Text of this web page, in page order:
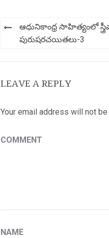
Post
navigation
ఆధునికాంధ్ర సాహిత్యంలో
పురుషరచయితలు-3
LEAVE A REPLY
Your email address will not
COMMENT
NAME